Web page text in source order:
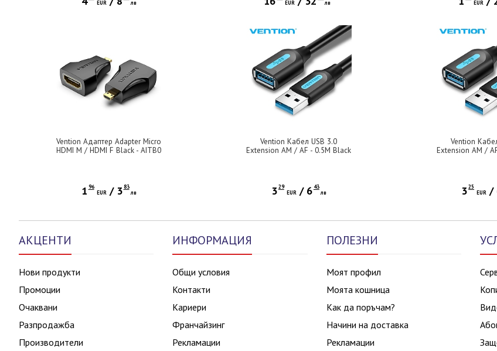
EUR
лв
EUR
лв
EUR
Vention Адаптер Adapter Micro
HDMI M / HDMI F Black - AITB0
1 96
EUR/ 3 83
лв
Vention Кабел USB 3.0
Extension AM / AF - 0.5M Black
329
EUR/ 6 43
лв
Vention
Extension AM /
325
EUR /
АКЦЕНТИ
Нови продукти
Промоции
Очаквани
Разпродажба
Производители
ИНФОРМАЦИЯ
Общи условия
Контакти
Кариери
Франчайзинг
Рекламации
ПОЛЕЗНИ
Моят профил
Моята кошница
Как да поръчам?
Начини на доставка
Рекламации